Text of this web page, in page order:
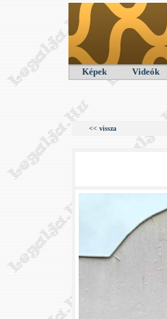
Képek Videók
<< vissza